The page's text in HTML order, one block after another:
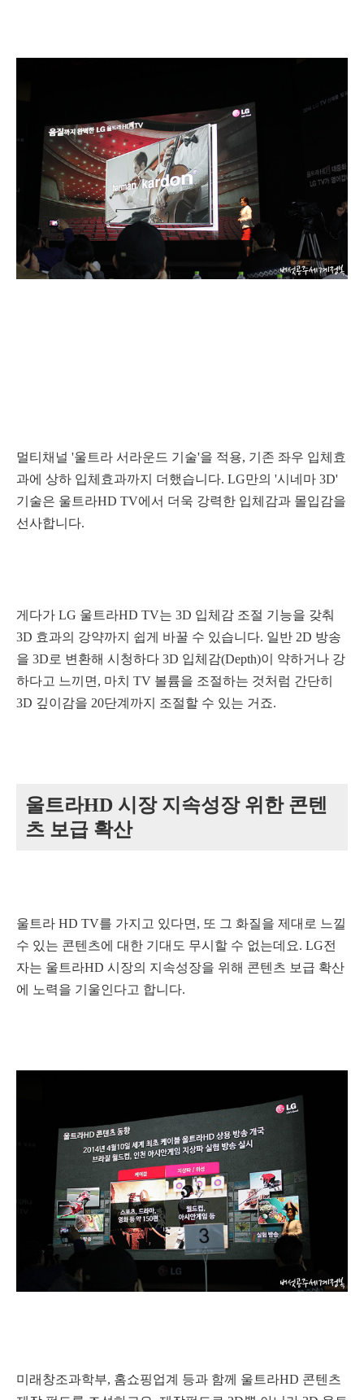
멀티채널 '울트라 서라운드 기술'을 적용, 기존 좌우 입체효
과에 상하 입체효과까지 더했습니다. LG만의 '시네마 3D'
기술은 울트라HD TV에서 더욱 강력한 입체감과 몰입감을
선사합니다.
게다가 LG 울트라HD TV는 3D 입체감 조절 기능을 갖춰
3D 효과의 강약까지 쉽게 바꿀 수 있습니다. 일반 2D 방송
을 3D로 변환해 시청하다 3D 입체감(Depth)이 약하거나 강
하다고 느끼면, 마치 TV 볼륨을 조절하는 것처럼 간단히
3D 깊이감을 20단계까지 조절할 수 있는 거죠.
울트라HD 시장 지속성장 위한 콘텐
츠 보급 확산
울트라 HD TV를 가지고 있다면, 또 그 화질을 제대로 느낄
수 있는 콘텐츠에 대한 기대도 무시할 수 없는데요. LG전
자는 울트라HD 시장의 지속성장을 위해 콘텐츠 보급 확산
에 노력을 기울인다고 합니다.
미래창조과학부, 홈쇼핑업계 등과 함께 울트라HD 콘텐츠